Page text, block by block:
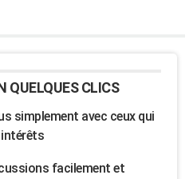
QUELQUES CLICS
simplement avec ceux qui
facilement et